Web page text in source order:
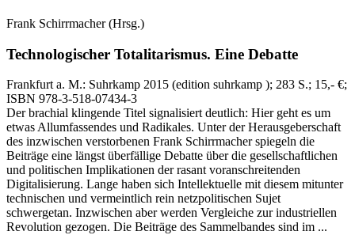
Frank Schirrmacher(Hrsg.)
Technologischer Totalitarismus. Eine Debatte
Frankfurt a. M.: Suhrkamp 2015 (edition suhrkamp ); 283 S.; 15,- €;
ISBN 978-3-518-07434-3
Der brachial klingende Titel signalisiert deutlich: Hier geht es um
etwas Allumfassendes und Radikales. Unter der Herausgeberschaft
des inzwischen verstorbenen Frank Schirrmacher spiegeln die
Beiträge eine längst überfällige Debatte über die gesellschaftlichen
und politischen Implikationen der rasant voranschreitenden
Digitalisierung. Lange haben sich Intellektuelle mit diesem mitunter
technischen und vermeintlich rein netzpolitischen Sujet
schwergetan. Inzwischen aber werden Vergleiche zur industriellen
Revolution gezogen. Die Beiträge des Sammelbandes sind im ...